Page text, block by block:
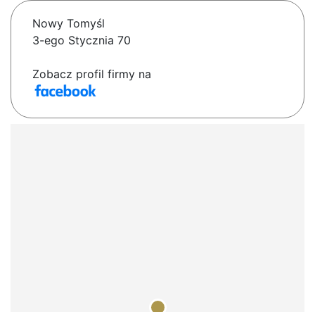
Nowy Tomyśl
3-ego Stycznia 70
Zobacz profil firmy na